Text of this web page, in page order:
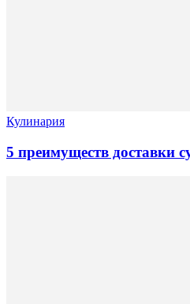
Кулинария
5 преимуществ доставки